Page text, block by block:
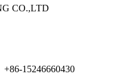
CO.,LTD
15246660430